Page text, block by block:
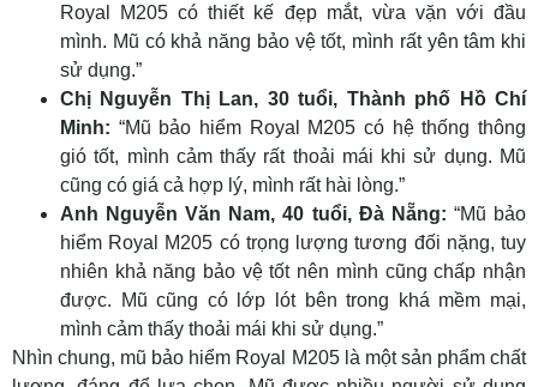
Royal M205 có thiết kế đẹp mắt, vừa vặn với đầu
mình. Mũ có khả năng bảo vệ tốt, mình rất yên tâm khi
sử dụng.”
Chị Nguyễn Thị Lan, 30 tuổi, Thành phố Hồ Chí
Minh: “Mũ bảo hiểm Royal M205 có hệ thống thông
gió tốt, mình cảm thấy rất thoải mái khi sử dụng. Mũ
cũng có giá cả hợp lý, mình rất hài lòng.”
Anh Nguyễn Văn Nam, 40 tuổi, Đà Nẵng: “Mũ bảo
hiểm Royal M205 có trọng lượng tương đối nặng, tuy
nhiên khả năng bảo vệ tốt nên mình cũng chấp nhận
được. Mũ cũng có lớp lót bên trong khá mềm mại,
mình cảm thấy thoải mái khi sử dụng.”
Nhìn chung, mũ bảo hiểm Royal M205 là một sản phẩm chất